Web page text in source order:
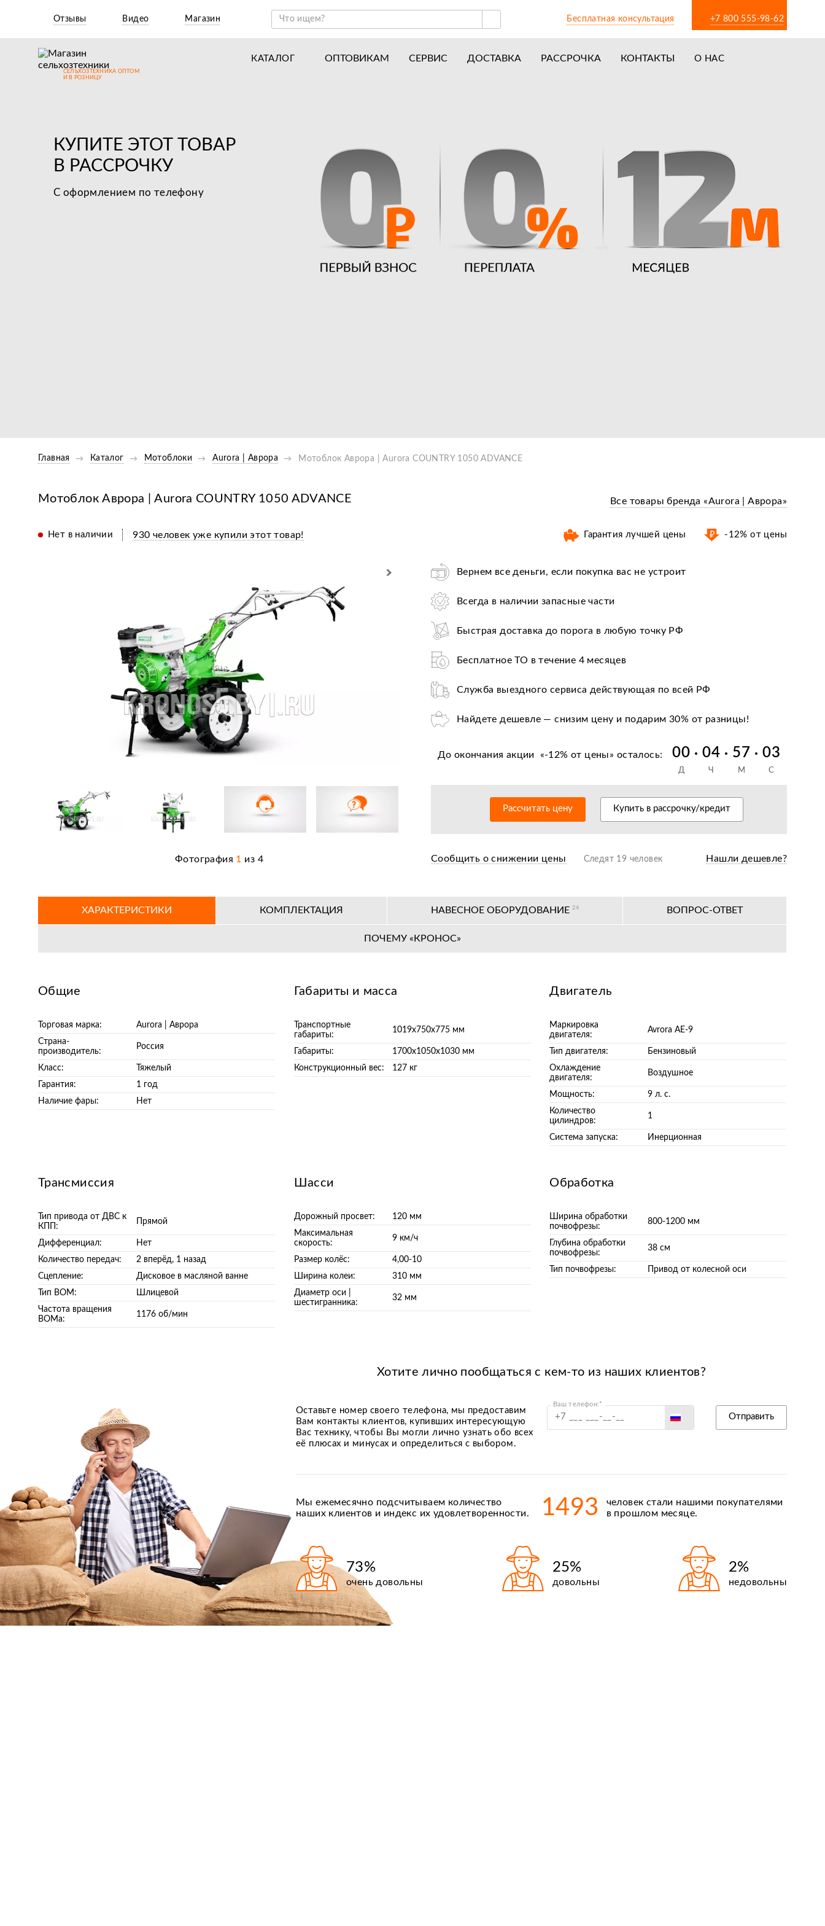
Отзывы Видео Магазин Бесплатная консультация +7 800 555-98-62
СЕЛЬХОЗТЕХНИКА ОПТОМ
И В РОЗНИЦУ
КАТАЛОГ
Навесное оборудование для мотоблоков
ОПТОВИКАМ СЕРВИС ДОСТАВКА РАССРОЧКА КОНТАКТЫ
О НАС
Новости
Отзывы
Вакансии
Гарантия лучшей цены
КУПИТЕ ЭТОТ ТОВАР
В РАССРОЧКУ
С оформлением по телефону
Главная Каталог Мотоблоки Aurora | Аврора Мотоблок Аврора | Aurora COUNTRY 1050 ADVANCE
Мотоблок Аврора | Aurora COUNTRY 1050 ADVANCE Все товары бренда «Aurora | Аврора»
Нет в наличии 930 человек уже купили этот товар! Гарантия лучшей цены -12% от цены
Фотография 1 из 4
Вернем все деньги, если покупка вас не устроит
Всегда в наличии запасные части
Быстрая доставка до порога в любую точку РФ
Бесплатное ТО в течение 4 месяцев
Служба выездного сервиса действующая по всей РФ
Найдете дешевле — снизим цену и подарим 30% от разницы!
Льготное послегарантийное обслуживание
Цена от завода-производителя
До окончания акции «-12% от цены» осталось: 00 04 57 02
Д Ч М С
Рассчитать цену Купить в рассрочку/кредит
Сообщить о снижении цены Следят 19 человек Нашли дешевле?
ХАРАКТЕРИСТИКИ КОМПЛЕКТАЦИЯ НАВЕСНОЕ ОБОРУДОВАНИЕ24 ВОПРОС-ОТВЕТ
ПОЧЕМУ «КРОНОС»
Общие
Торговая марка:
Aurora | Аврора
Страна-
производитель:
Россия
Класс:
Тяжелый
Гарантия:
1 год
Наличие фары:
Нет
Габариты и масса
Транспортные
габариты:
1019х750х775 мм
Габариты:
1700х1050х1030 мм
Конструкционный вес:
127 кг
Двигатель
Маркировка
двигателя:
Avrora AE-9
Тип двигателя:
Бензиновый
Охлаждение
двигателя:
Воздушное
Мощность:
9 л. с.
Количество
цилиндров:
1
Система запуска: Инерционная
Трансмиссия
Тип привода от ДВС к
КПП:
Прямой
Дифференциал:
Нет
Количество передач:
2 вперёд, 1 назад
Сцепление:
Дисковое в масляной ванне
Тип ВОМ:
Шлицевой
Частота вращения
ВОМа:
1176 об/мин
Шасси
Дорожный просвет:
120 мм
Максимальная
скорость:
9 км/ч
Размер колёс:
4,00-10
Ширина колеи:
310 мм
Диаметр оси |
шестигранника:
32 мм
Обработка
Ширина обработки
почвофрезы:
800-1200 мм
Глубина обработки
почвофрезы:
38 см
Тип почвофрезы: Привод от колесной оси
Хотите лично пообщаться с кем-то из наших клиентов?
Оставьте номер своего телефона, мы предоставим
Вам контакты клиентов, купивших интересующую
Вас технику, чтобы Вы могли лично узнать обо всех
её плюсах и минусах и определиться с выбором.
Ваш телефон:*
Киргизия
Отправить
Мы ежемесячно подсчитываем количество
наших клиентов и индекс их удовлетворенности.
1493
человек стали нашими покупателями
в прошлом месяце.
73%
очень довольны
25%
довольны
2%
недовольны